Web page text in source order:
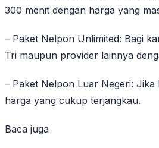
300 menit dengan harga yang
– Paket Nelpon Unlimited: Bagi
Tri maupun provider lainnya
– Paket Nelpon Luar Negeri:
harga yang cukup terjangkau.
Baca juga